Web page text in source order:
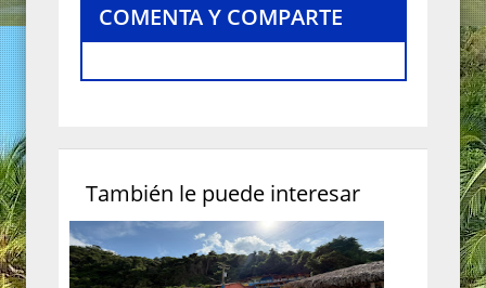
COMENTA Y COMPARTE
También le puede interesar